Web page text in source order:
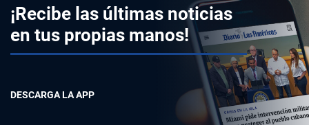
¡Recibe las últimas noticias
en tus propias manos!
DESCARGA LA APP